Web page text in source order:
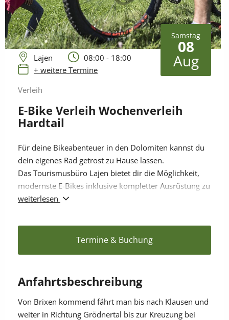
Samstag
08
Aug
Lajen
08:00 - 18:00
+ weitere Termine
Verleih
E-Bike Verleih Wochenverleih
Hardtail
Für deine Bikeabenteuer in den Dolomiten kannst du
dein eigenes Rad getrost zu Hause lassen.
Das Tourismusbüro Lajen bietet dir die Möglichkeit,
modernste E-Bikes inklusive kompletter Ausrüstung zu
einem vergünstigten Tarif auszuleihen – perfekt, um
weiterlesen
Termine & Buchung
Anfahrtsbeschreibung
Von Brixen kommend fährt man bis nach Klausen und
weiter in Richtung Grödnertal bis zur Kreuzung bei